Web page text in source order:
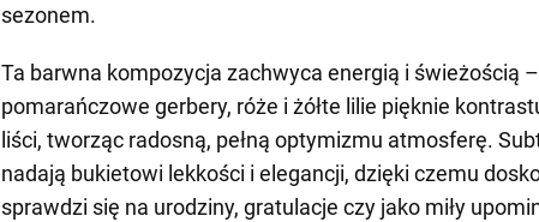
sezonem.
Ta barwna kompozycja zachwyca energią i świeżością
pomarańczowe gerbery, róże i żółte lilie pięknie
liści, tworząc radosną, pełną optymizmu atmosferę.
nadają bukietowi lekkości i elegancji, dzięki czemu
sprawdzi się na urodziny, gratulacje czy jako miły